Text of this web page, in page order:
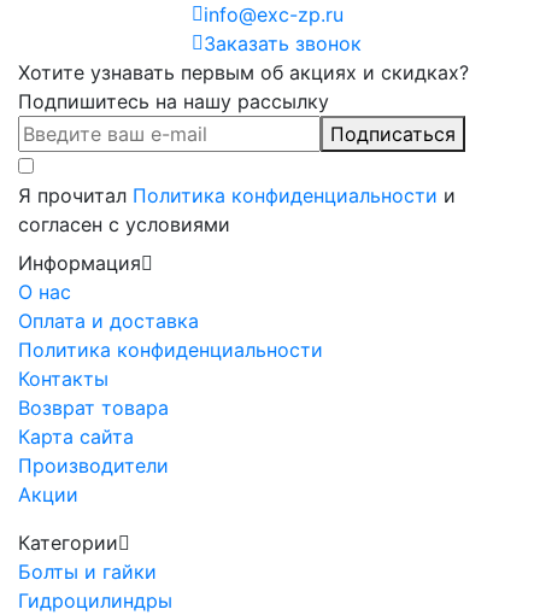
info@exc-zp.ru
Заказать звонок
Хотите узнавать первым об акциях и скидках?
Подпишитесь на нашу рассылку
Подписаться
Я прочитал Политика конфиденциальности и
согласен с условиями
Информация
О нас
Оплата и доставка
Политика конфиденциальности
Контакты
Возврат товара
Карта сайта
Производители
Акции
Категории
Болты и гайки
Гидроцилиндры